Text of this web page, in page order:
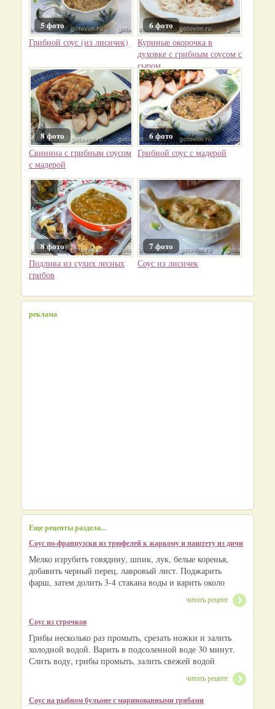
5 фото
Грибной соус (из лисичек)
6 фото
Куриные окорочка в
духовке с грибным соусом с
сыром
8 фото
Свинина с грибным соусом
с мадерой
6 фото
Грибной соус с мадерой
8 фото
Подлива из сухих лесных
грибов
7 фото
Соус из лисичек
реклама
Еще рецепты раздела...
Соус по-французски из трюфелей к жаркому и паштету из дичи
Мелко изрубить говядину, шпик, лук, белые коренья,
добавить черный перец, лавровый лист. Поджарить
фарш, затем долить 3-4 стакана воды и варить около
читать рецепт
Соус из строчков
Грибы несколько раз промыть, срезать ножки и залить
холодной водой. Варить в подсоленной воде 30 минут.
Слить воду, грибы промыть, залить свежей водой
читать рецепт
Соус на рыбном бульоне с маринованными грибами